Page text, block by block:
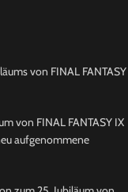
von FINAL FANTASY
von FINAL FANTASY IX
aufgenommene